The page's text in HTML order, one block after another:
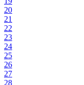
20
21
22
23
24
25
26
27
28